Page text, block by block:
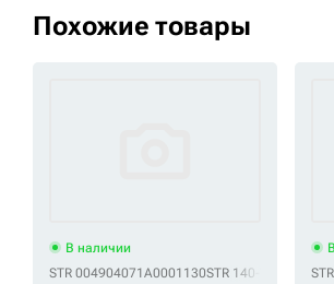
Похожие товары
В наличии
STR 004904071A0001130STR 140-70-11141